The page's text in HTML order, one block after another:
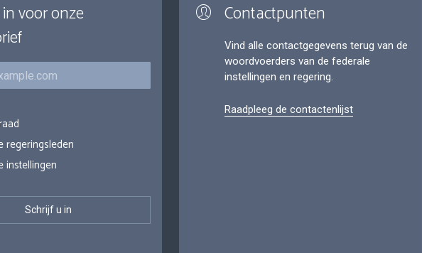
voor onze
regeringsleden
instellingen
Contactpunten
Vind alle contactgegevens terug van de
woordvoerders van de federale
instellingen en regering.
Raadpleeg de contactenlijst